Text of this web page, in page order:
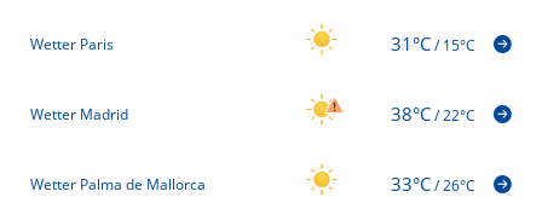
Wetter Paris 31°C/15°C
Wetter Madrid 38°C/22°C
Wetter Palma de Mallorca 33°C/26°C